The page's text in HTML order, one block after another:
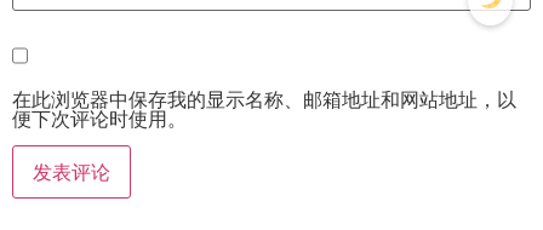
在此浏览器中保存我的显示名称、邮箱地址和网站地址，以
便下次评论时使用。